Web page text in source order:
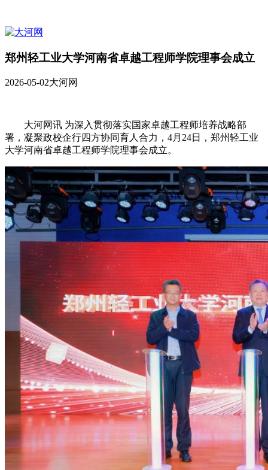
郑州轻工业大学河南省卓越工程师学院理事会成立
2026-05-02大河网
大河网讯 为深入贯彻落实国家卓越工程师培养战略部
署，凝聚政校企行四方协同育人合力，4月24日，郑州轻工业
大学河南省卓越工程师学院理事会成立。